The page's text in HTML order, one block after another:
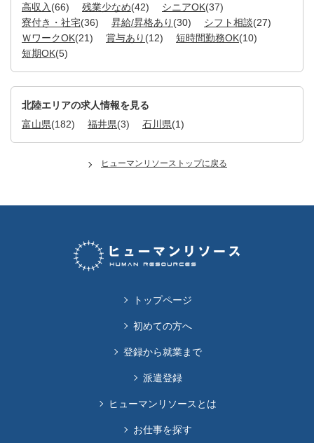
高収入 (66) 残業少なめ(42) シニアOK(37)
寮付き・社宅(36) 昇給/昇格あり (30) シフト相談(27)
ＷワークOK(21) 賞与あり (12) 短時間勤務OK(10)
短期OK(5)
北陸エリアの求人情報を見る
富山県(182) 福井県(3) 石川県(1)
ヒューマンリソーストップに戻る
トップページ
初めての方へ
登録から就業まで
派遣登録
ヒューマンリソースとは
お仕事を探す